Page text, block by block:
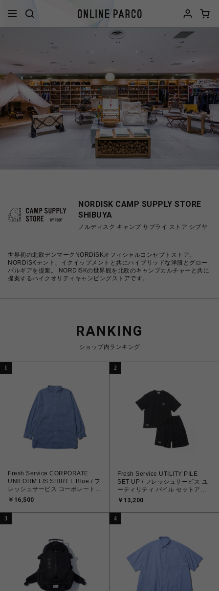
NORDISK CAMP SUPPLY STORE
SHIBUYA
ノルディスク キャンプ サプライ ストア シブヤ
世界初の北欧デンマークNORDISKオフィシャルコンセプトストア。
NORDISKテント、イクイップメントと共にハイブリッドな洋服とグロー
バルギアを提案。 NORDISKの世界観を北欧のキャンプカルチャーと共に
提案するハイクオリティキャンピングストアです。
RANKING
ショップ内ランキング
1
Fresh Service CORPORATE
UNIFORM L/S SHIRT L.Blue / フ
レッシュサービス コーポレートユ
ニフォーム長袖シャツ ライトブル
￥16,500
2
Fresh Service UTILITY PILE
SET-UP / フレッシュサービス ユ
ーティリティ パイル セットアッ
プ
￥13,200
3 4